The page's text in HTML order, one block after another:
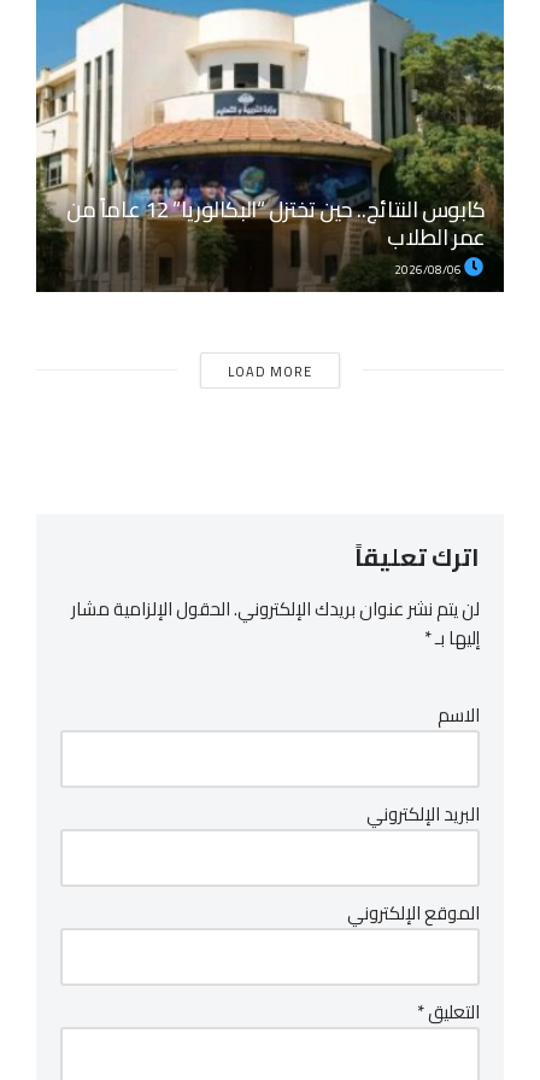
كابوس النتائج.. حين تختزل “البكالوريا” 12 عاماً من
عمر الطلاب
LOAD MORE
اترك تعليقاً
لن يتم نشر عنوان بريدك الإلكتروني.الحقول الإلزامية مشار
إليها بـ*
الاسم
البريد الإلكتروني
الموقع الإلكتروني
التعليق*